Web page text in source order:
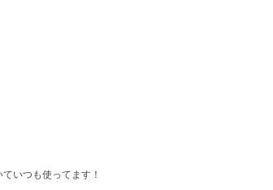
いつも使ってます！